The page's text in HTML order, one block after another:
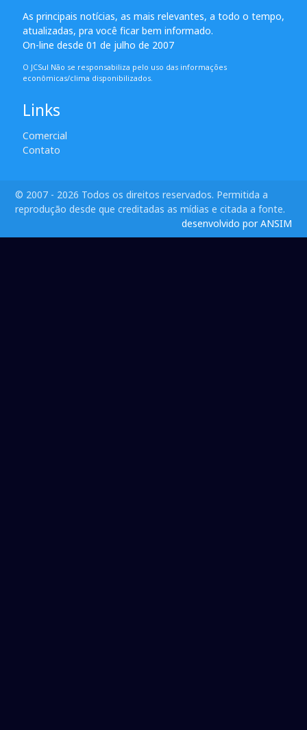
As principais notícias, as mais relevantes, a todo o tempo,
atualizadas, pra você ficar bem informado.
On-line desde 01 de julho de 2007
O JCSul Não se responsabiliza pelo uso das informações
econômicas/clima disponibilizados.
Links
Comercial
Contato
© 2007 - 2026 Todos os direitos reservados. Permitida a
reprodução desde que creditadas as mídias e citada a fonte.
desenvolvido por ANSIM